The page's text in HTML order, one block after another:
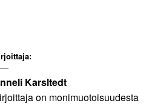
Karsltedt
on monimuotoisuudesta